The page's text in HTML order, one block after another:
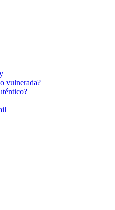
vulnerada?